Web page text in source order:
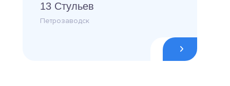
13 Стульев
Петрозаводск